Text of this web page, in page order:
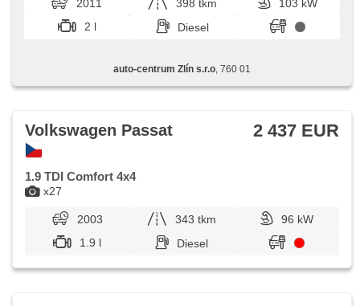
Zentralverriegelung mit Funkfernbedienung,
Zentralverriegelung, isofix, höheneinstellbare Sitze,
höheneinstellbare Fahrersitz, Reifendrucksensor,
Rücksitzbank, Getönte Scheiben, Längssitzvorschub,
Ausziehbare Kopflehnen, Anhängevorrichtung
2011 398 tkm
103 kW
2 l
Diesel
auto-centrum Zlín s.r.o , 760 01
x27
Volkswagen Passat 2 437 EUR
1.9 TDI Comfort 4x4
2003 343 tkm
96 kW
1.9 l
Diesel